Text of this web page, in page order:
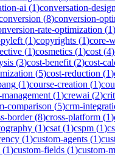
ai (1)conversation-design
(8)conversion-
rate-optimization (1)
(1)copyrights (1)core-
(1)cosmetics (1)cost (4)
(3)cost-benefit (2)cost-
(5)cost-reduction (1)
(1)course-creation (1)
(1)crewai (2)
comparison (5)crm-
border(8)cross-platform (1)
(1)csat (1)cspm (1)
(1)custom-agents (1)
(1)custom-fields (1)custom-